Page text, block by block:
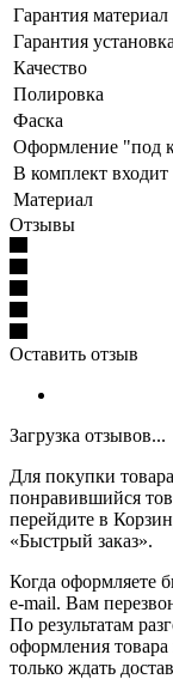
Гарантия материал
Гарантия установка
Качество
Полировка
Фаска
Оформление "под
В комплект входит
Материал
Отзывы
Оставить отзыв
Загрузка отзывов...
Для покупки
понравившийся
перейдите в
«Быстрый заказ».
Когда оформляете
e-mail. Вам
По результатам
оформления
только ждать